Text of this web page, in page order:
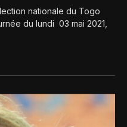
nationale du Togo
du lundi 03 mai 2021,